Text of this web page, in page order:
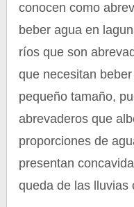
conocen como
beber agua en
ríos que son
que necesitan
pequeño tamaño,
abrevaderos que
proporciones de
presentan
queda de las lluvias